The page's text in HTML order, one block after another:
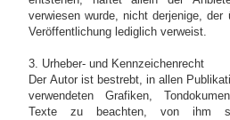
verwiesen wurde, nicht derjenige,
Veröffentlichung lediglich verweist.
3. Urheber- und Kennzeichenrecht
Der Autor ist bestrebt, in allen
verwendeten Grafiken,
Texte zu beachten, von ihm